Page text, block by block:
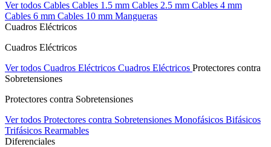
Ver todos Cables Cables 1.5 mm Cables 2.5 mm Cables 4 mm
Cables 6 mm Cables 10 mm Mangueras
Cuadros Eléctricos
Cuadros Eléctricos
Ver todos Cuadros Eléctricos Cuadros Eléctricos Protectores contra
Sobretensiones
Protectores contra Sobretensiones
Ver todos Protectores contra Sobretensiones Monofásicos Bifásicos
Trifásicos Rearmables
Diferenciales